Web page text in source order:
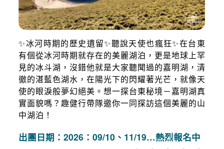
出團日期：2026：09/10、11/19…熱烈報名中
✨冰河時期的歷史遺留✨聽說天使也瘋狂✨在台東
有個從冰河時期就存在的美麗湖泊，更是地球上罕
見的冰斗湖，沒錯他就是大家聽聞過的嘉明湖，清
徹的湛藍色湖水，在陽光下的閃耀著光芒，就像天
使的眼淚般夢幻絕美。想一探台東秘境－嘉明湖真
實面貌嗎？趣健行帶隊邀你一同探訪這個美麗的山
中湖泊！